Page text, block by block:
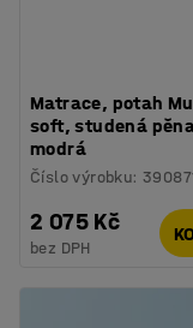
Matrace, potah
soft, studená
modrá
Číslo výrobku:
2 075 Kč
bez DPH